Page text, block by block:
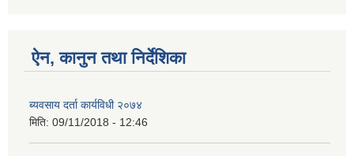
ऐन, कानुन तथा निर्देशिका
ब्यवसाय दर्ता कार्यविधी २०७४
मिति: 09/11/2018 - 12:46